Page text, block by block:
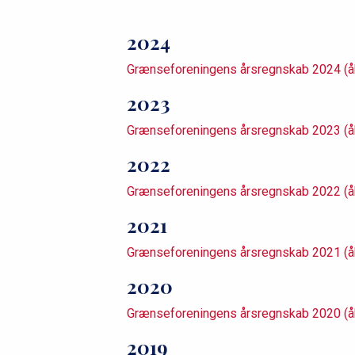
e
2024
Grænseforeningens årsregnskab 2024
2023
Grænseforeningens årsregnskab 2023
2022
Grænseforeningens årsregnskab 2022
2021
Grænseforeningens årsregnskab 2021
2020
Grænseforeningens årsregnskab 2020
2019